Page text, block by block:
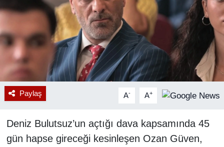
Paylaş A- A+
Deniz Bulutsuz’un açtığı dava kapsamında 45
gün hapse gireceği kesinleşen Ozan Güven,